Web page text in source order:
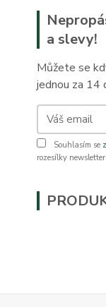
a slevy!
Můžete se
jednou za 14
Souhlasím se
rozesílky